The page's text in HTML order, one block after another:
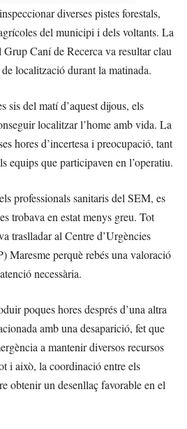
diverses pistes forestals,
del municipi i dels voltants. La
Caní de Recerca va resultar clau
localització durant la matinada.
sis del matí d’aquest dijous, els
localitzar l’home amb vida. La
hores d’incertesa i preocupació, tant
equips que participaven en l’operatiu.
professionals sanitaris del SEM, es
trobava en estat menys greu. Tot
traslladar al Centre d’Urgències
Maresme perquè rebés una valoració
necessària.
poques hores després d’una altra
amb una desaparició, fet que
a mantenir diversos recursos
i això, la coordinació entre els
obtenir un desenllaç favorable en el